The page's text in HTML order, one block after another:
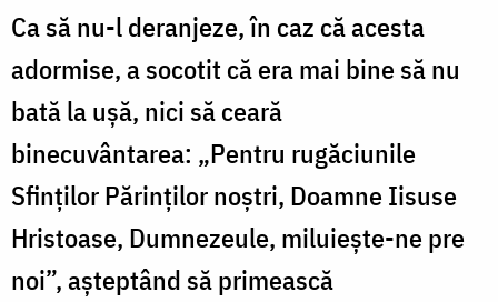
la
rugăciunea
Sfântului
Nichifor
Leprosul
Ca să nu-l deranjeze, în caz că acesta
adormise, a socotit că era mai bine să nu
bată la ușă, nici să ceară
binecuvântarea: „Pentru rugăciunile
Sfinților Părinților noștri, Doamne Iisuse
Hristoase, Dumnezeule, miluiește-ne pre
noi”, așteptând să primească